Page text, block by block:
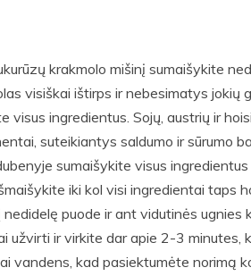
krakmolo mišinį sumaišykite
visiškai ištirps ir nebesimatys jokių
visus ingredientus. Sojų, austrių ir
suteikiantys saldumo ir sūrumo
sumaišykite visus
iki kol visi ingredientai taps
puode ir ant vidutinės ugnies
užvirti ir virkite dar apie 2-3 minutes,
vandens, kad pasiektumėte norimą